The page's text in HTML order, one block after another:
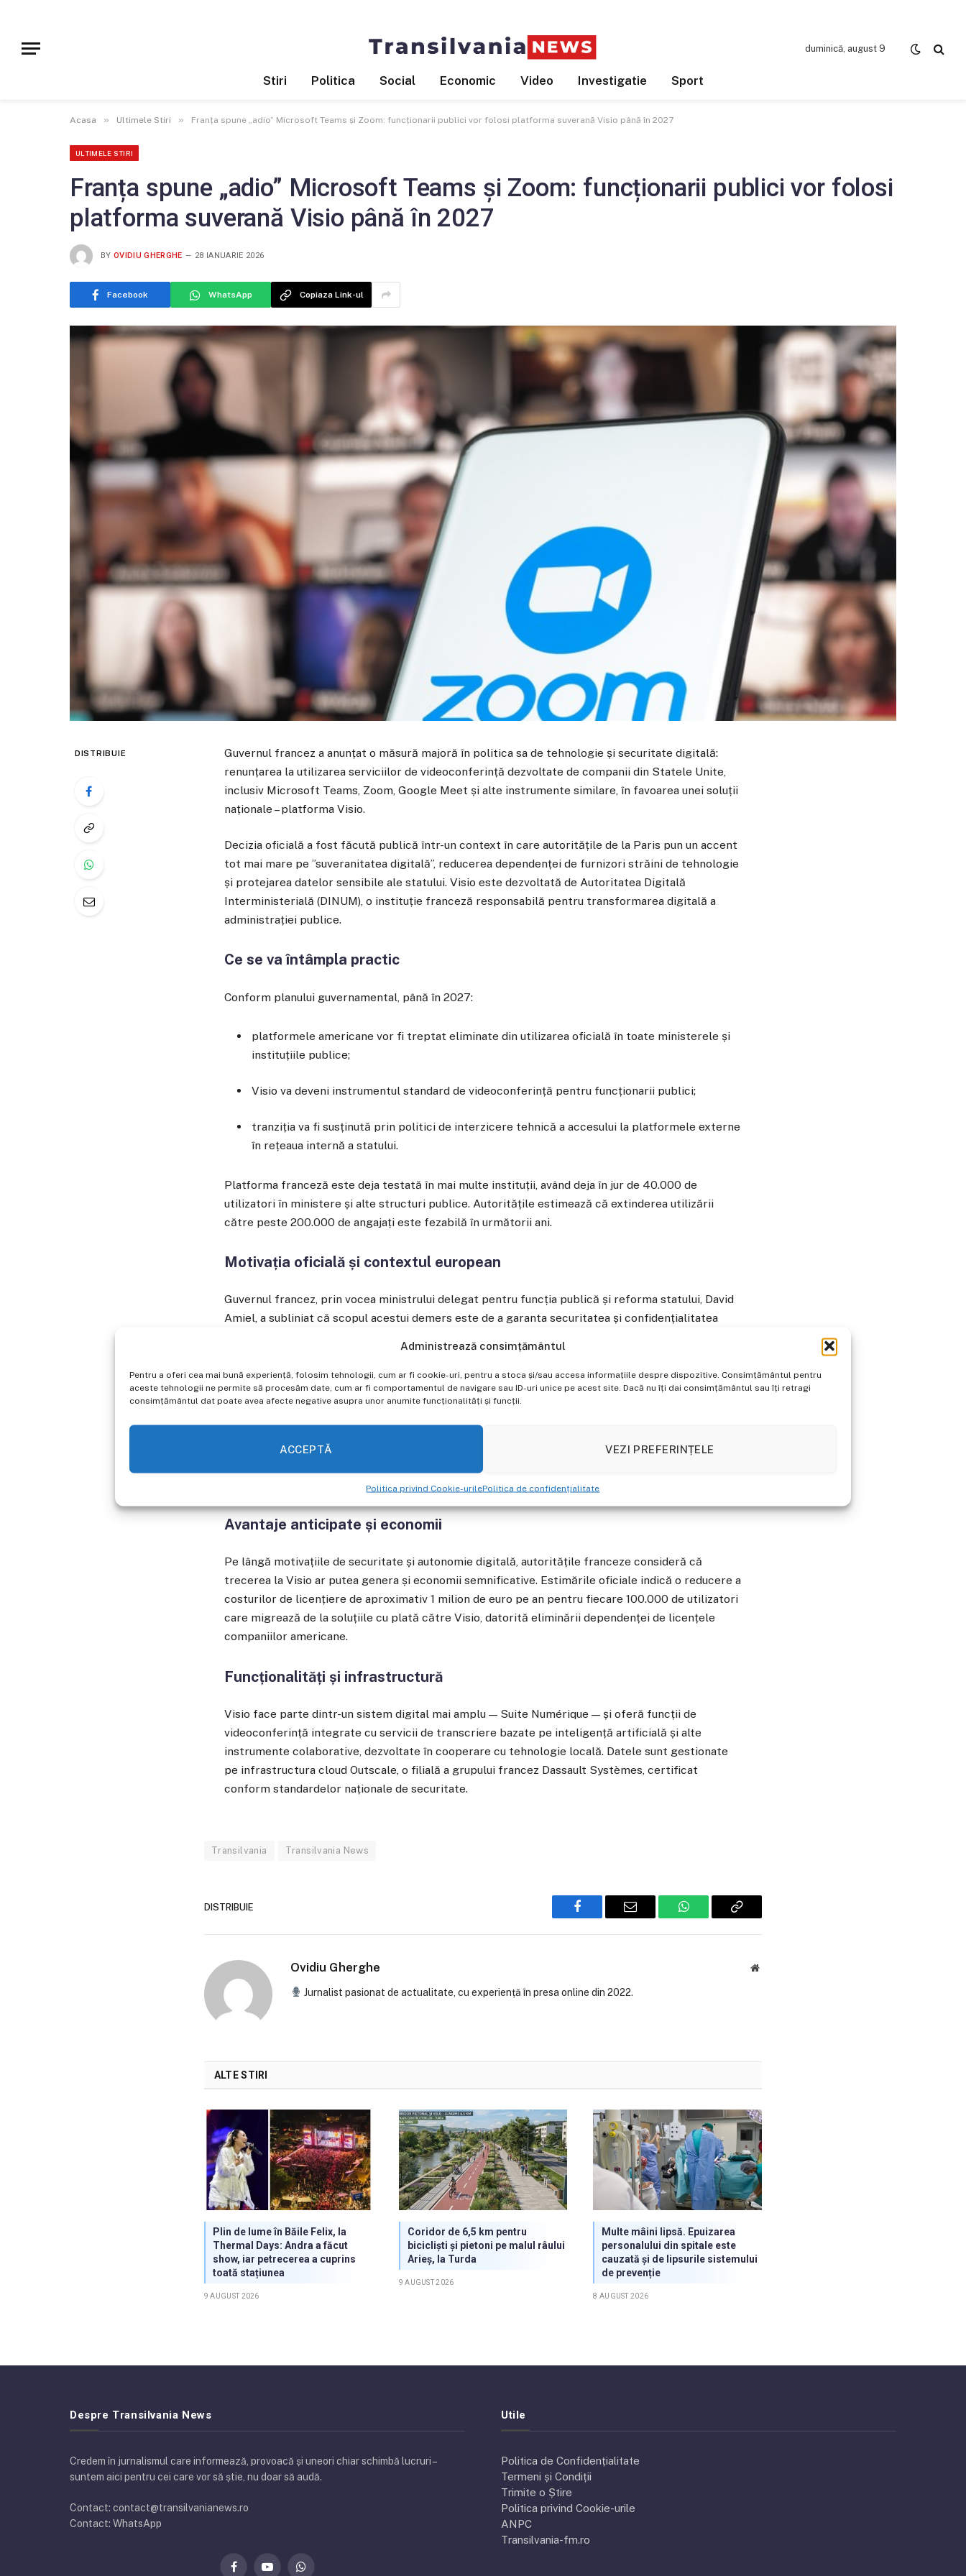
Administrează consimțământul
Pentru a oferi cea mai bună experiență, folosim tehnologii, cum ar fi cookie-uri, pentru a stoca și/sau accesa informațiile despre dispozitive. Consimțământul pentru
aceste tehnologii ne permite să procesăm date, cum ar fi comportamentul de navigare sau ID-uri unice pe acest site. Dacă nu îți dai consimțământul sau îți retragi
consimțământul dat poate avea afecte negative asupra unor anumite funcționalități și funcții.
ACCEPTĂ VEZI PREFERINȚELE
Politica privind Cookie-urilePolitica de confidențialitate
duminică, august 9
Stiri Politica Social Economic Video Investigatie Sport
Acasa » Ultimele Stiri » Franța spune „adio” Microsoft Teams și Zoom: funcționarii publici vor folosi platforma suverană Visio până în 2027
ULTIMELE STIRI
Franța spune „adio” Microsoft Teams și Zoom: funcționarii publici vor folosi
platforma suverană Visio până în 2027
BY OVIDIU GHERGHE 28 IANUARIE 2026
Facebook WhatsApp Copiaza Link-ul
DISTRIBUIE
Guvernul francez a anunțat o măsură majoră în politica sa de tehnologie și securitate digitală:
renunțarea la utilizarea serviciilor de videoconferință dezvoltate de companii din Statele Unite,
inclusiv Microsoft Teams, Zoom, Google Meet și alte instrumente similare, în favoarea unei soluții
naționale – platforma Visio.
Decizia oficială a fost făcută publică într-un context în care autoritățile de la Paris pun un accent
tot mai mare pe ”suveranitatea digitală”, reducerea dependenței de furnizori străini de tehnologie
și protejarea datelor sensibile ale statului. Visio este dezvoltată de Autoritatea Digitală
Interministerială (DINUM), o instituție franceză responsabilă pentru transformarea digitală a
administrației publice.
Ce se va întâmpla practic
Conform planului guvernamental, până în 2027:
platformele americane vor fi treptat eliminate din utilizarea oficială în toate ministerele și
instituțiile publice;
Visio va deveni instrumentul standard de videoconferință pentru funcționarii publici;
tranziția va fi susținută prin politici de interzicere tehnică a accesului la platformele externe
în rețeaua internă a statului.
Platforma franceză este deja testată în mai multe instituții, având deja în jur de 40.000 de
utilizatori în ministere și alte structuri publice. Autoritățile estimează că extinderea utilizării
către peste 200.000 de angajați este fezabilă în următorii ani.
Motivația oficială și contextul european
Guvernul francez, prin vocea ministrului delegat pentru funcția publică și reforma statului, David
Amiel, a subliniat că scopul acestui demers este de a garanta securitatea și confidențialitatea
supuse legislației altor state — poate crea riscuri legate de accesul la date sau vulnerabilități
legislative.
Această abordare nu este izolată, ci se aliniază unei tendințe mai largi la nivel european de
reevaluare a utilizării tehnologiilor străine în administrațiile publice, în special în domenii critice
precum infrastructura digitală, cloud sau servicii de comunicare. Oficialii europeni au avertizat că
dependența excesivă de furnizori din afara Uniunii creează vulnerabilități strategice, care pot fi
exploatate în context geopolitical tensionat.
Avantaje anticipate și economii
Pe lângă motivațiile de securitate și autonomie digitală, autoritățile franceze consideră că
trecerea la Visio ar putea genera și economii semnificative. Estimările oficiale indică o reducere a
costurilor de licențiere de aproximativ 1 milion de euro pe an pentru fiecare 100.000 de utilizatori
care migrează de la soluțiile cu plată către Visio, datorită eliminării dependenței de licențele
companiilor americane.
Funcționalități și infrastructură
Visio face parte dintr-un sistem digital mai amplu — Suite Numérique — și oferă funcții de
videoconferință integrate cu servicii de transcriere bazate pe inteligență artificială și alte
instrumente colaborative, dezvoltate în cooperare cu tehnologie locală. Datele sunt gestionate
pe infrastructura cloud Outscale, o filială a grupului francez Dassault Systèmes, certificat
conform standardelor naționale de securitate.
Transilvania Transilvania News
DISTRIBUIE
Facebook Email WhatsAppCopiaza
Ovidiu Gherghe Website
Jurnalist pasionat de actualitate, cu experiență în presa online din 2022.
ALTE STIRI
Plin de lume în Băile Felix, la
Thermal Days: Andra a făcut
show, iar petrecerea a cuprins
toată stațiunea
9 AUGUST 2026
Coridor de 6,5 km pentru
bicicliști și pietoni pe malul râului
Arieș, la Turda
9 AUGUST 2026
Multe mâini lipsă. Epuizarea
personalului din spitale este
cauzată și de lipsurile sistemului
de prevenție
8 AUGUST 2026
Despre Transilvania News
Credem în jurnalismul care informează, provoacă și uneori chiar schimbă lucruri –
suntem aici pentru cei care vor să știe, nu doar să audă.
Contact: contact@transilvanianews.ro
Contact: WhatsApp
FacebookYouTubeWhatsApp
Utile
Politica de Confidențialitate
Termeni și Condiții
Trimite o Știre
Politica privind Cookie-urile
ANPC
Transilvania-fm.ro